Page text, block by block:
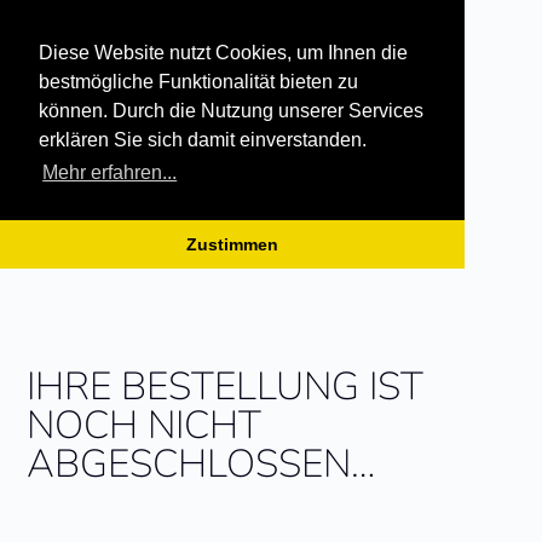
Diese Website nutzt Cookies, um Ihnen die
bestmögliche Funktionalität bieten zu
können. Durch die Nutzung unserer Services
erklären Sie sich damit einverstanden.
Mehr erfahren...
Zustimmen
IHRE BESTELLUNG IST
NOCH NICHT
ABGESCHLOSSEN…